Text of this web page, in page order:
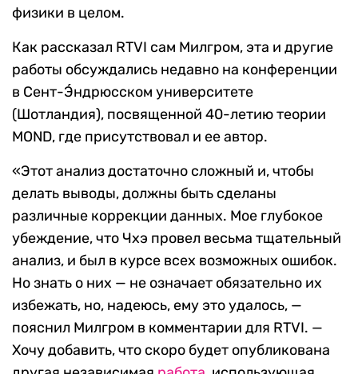
физики в целом.
Как рассказал RTVI сам Милгром, эта и другие
работы обсуждались недавно на конференции
в Сент-Э́ндрюсском университете
(Шотландия), посвященной 40-летию теории
MOND, где присутствовал и ее автор.
«Этот анализ достаточно сложный и, чтобы
делать выводы, должны быть сделаны
различные коррекции данных. Мое глубокое
убеждение, что Чхэ провел весьма тщательный
анализ, и был в курсе всех возможных ошибок.
Но знать о них — не означает обязательно их
избежать, но, надеюсь, ему это удалось, —
пояснил Милгром в комментарии для RTVI. —
Хочу добавить, что скоро будет опубликована